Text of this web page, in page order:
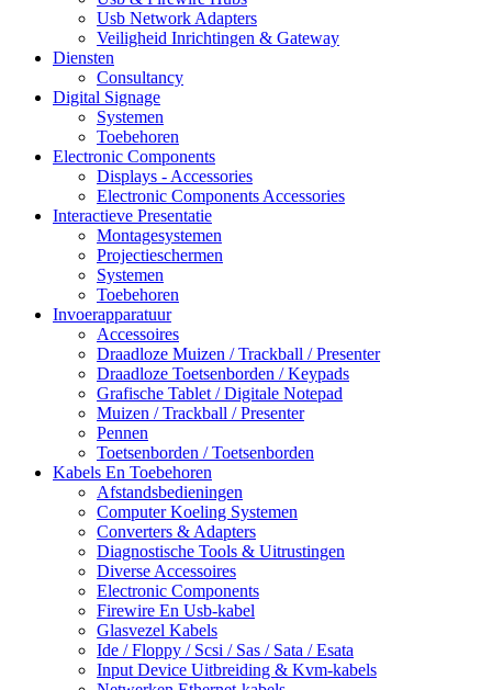
Usb Network Adapters
Veiligheid Inrichtingen & Gateway
Diensten
Consultancy
Digital Signage
Systemen
Toebehoren
Electronic Components
Displays - Accessories
Electronic Components Accessories
Interactieve Presentatie
Montagesystemen
Projectieschermen
Systemen
Toebehoren
Invoerapparatuur
Accessoires
Draadloze Muizen / Trackball / Presenter
Draadloze Toetsenborden / Keypads
Grafische Tablet / Digitale Notepad
Muizen / Trackball / Presenter
Pennen
Toetsenborden / Toetsenborden
Kabels En Toebehoren
Afstandsbedieningen
Computer Koeling Systemen
Converters & Adapters
Diagnostische Tools & Uitrustingen
Diverse Accessoires
Electronic Components
Firewire En Usb-kabel
Glasvezel Kabels
Ide / Floppy / Scsi / Sas / Sata / Esata
Input Device Uitbreiding & Kvm-kabels